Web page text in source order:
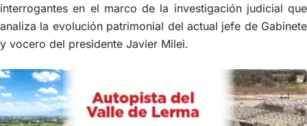
interrogantes en el marco de la investigación judicial que
analiza la evolución patrimonial del actual jefe de Gabinete
y vocero del presidente Javier Milei.